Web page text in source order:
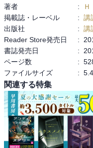
著者
:
掲載誌・レーベル
: 講
出版社
: 講
Reader Store発売日
:
書誌発売日
:
ページ数
:
ファイルサイズ
:
関連する特集